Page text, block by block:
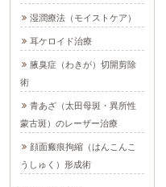
湿潤療法（モイストケア）
耳ケロイド治療
腋臭症（わきが）切開剪除
術
青あざ（太田母斑・異所性
蒙古斑）のレーザー治療
顔面瘢痕拘縮（はんこんこ
うしゅく）形成術